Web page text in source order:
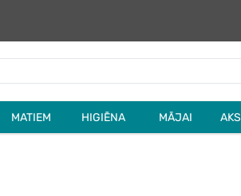
MATIEM HIGIĒNA MĀJAI